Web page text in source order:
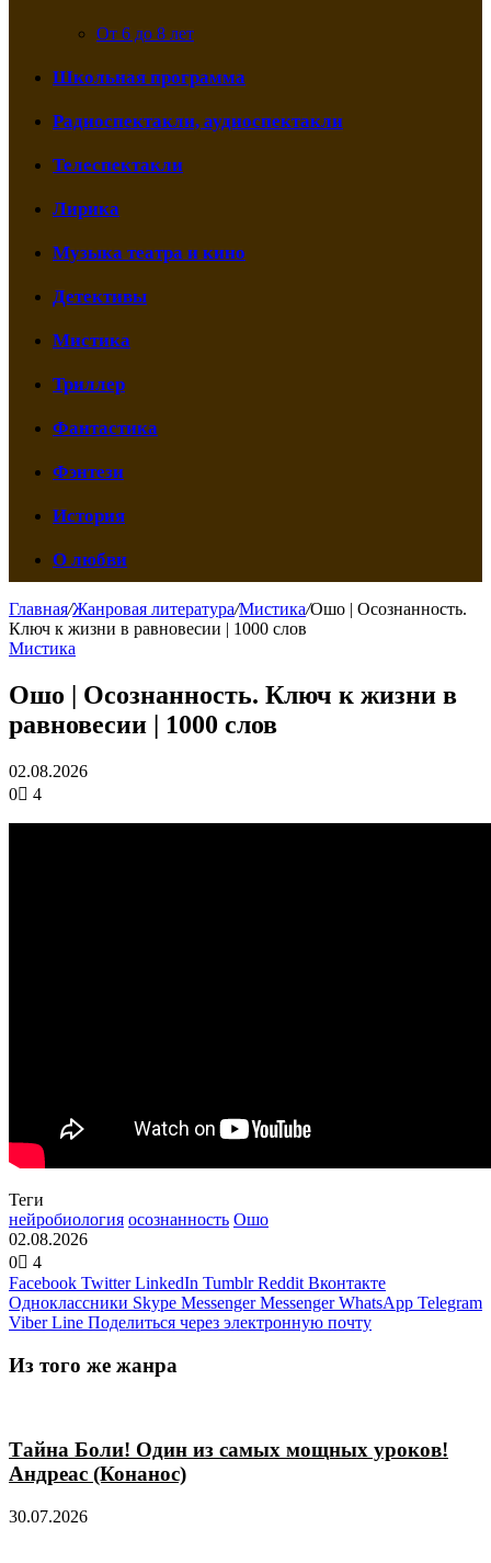
От 6 до 8 лет
Школьная программа
Радиоспектакли, аудиоспектакли
Телеспектакли
Лирика
Музыка театра и кино
Детективы
Мистика
Триллер
Фантастика
Фэнтези
История
О любви
Главная/Жанровая литература/Мистика/Ошо | Осознанность.
Ключ к жизни в равновесии | 1000 слов
Мистика
Ошо | Осознанность. Ключ к жизни в
равновесии | 1000 слов
02.08.2026
0
4
Теги
нейробиология осознанность Ошо
02.08.2026
0
4
Facebook Twitter LinkedIn Tumblr Reddit Вконтакте
Одноклассники Skype Messenger Messenger WhatsApp Telegram
Viber Line Поделиться через электронную почту
Из того же жанра
Тайна Боли! Один из самых мощных уроков!
Андреас (Конанос)
30.07.2026